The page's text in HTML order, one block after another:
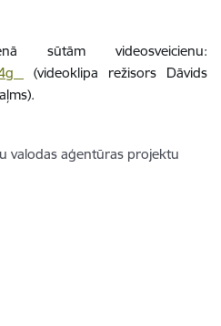
sūtām videosveicienu:
(videoklipa režisors Dāvids
valodas aģentūras projektu